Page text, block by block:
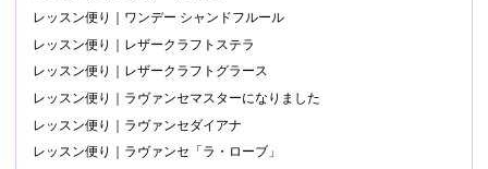
レッスン便り｜ワンデー シャンドフルール
レッスン便り｜レザークラフトステラ
レッスン便り｜レザークラフトグラース
レッスン便り｜ラヴァンセマスターになりました
レッスン便り｜ラヴァンセダイアナ
レッスン便り｜ラヴァンセ「ラ・ローブ」